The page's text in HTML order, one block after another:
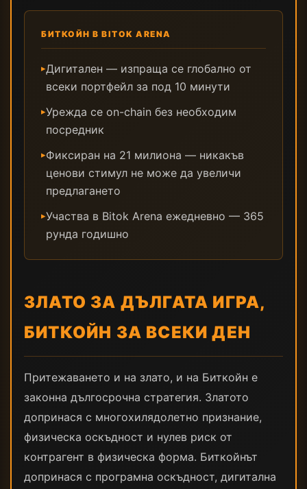
БИТКОЙН В BITOK ARENA
▸Дигитален — изпраща се глобално от
всеки портфейл за под 10 минути
▸Урежда се on-chain без необходим
посредник
▸Фиксиран на 21 милиона — никакъв
ценови стимул не може да увеличи
предлагането
▸Участва в Bitok Arena ежедневно — 365
рунда годишно
ЗЛАТО ЗА ДЪЛГАТА ИГРА,
БИТКОЙН ЗА ВСЕКИ ДЕН
Притежаването и на злато, и на Биткойн е
законна дългосрочна стратегия. Златото
допринася с многохилядолетно признание,
физическа оскъдност и нулев риск от
контрагент в физическа форма. Биткойнът
допринася с програмна оскъдност, дигитална